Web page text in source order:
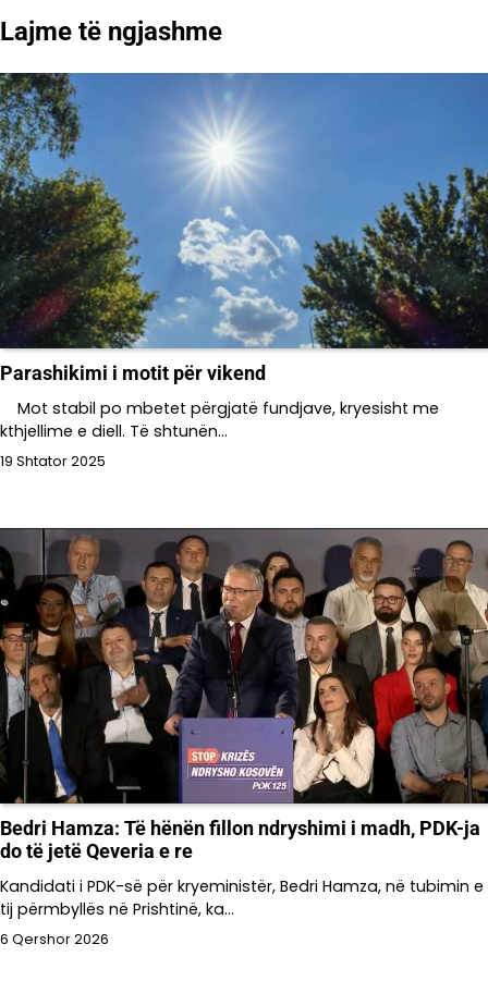
Lajme të ngjashme
Parashikimi i motit për vikend
Mot stabil po mbetet përgjatë fundjave, kryesisht me
kthjellime e diell. Të shtunën…
19 Shtator 2025
Bedri Hamza: Të hënën fillon ndryshimi i madh, PDK-ja
do të jetë Qeveria e re
Kandidati i PDK-së për kryeministër, Bedri Hamza, në tubimin e
tij përmbyllës në Prishtinë, ka…
6 Qershor 2026